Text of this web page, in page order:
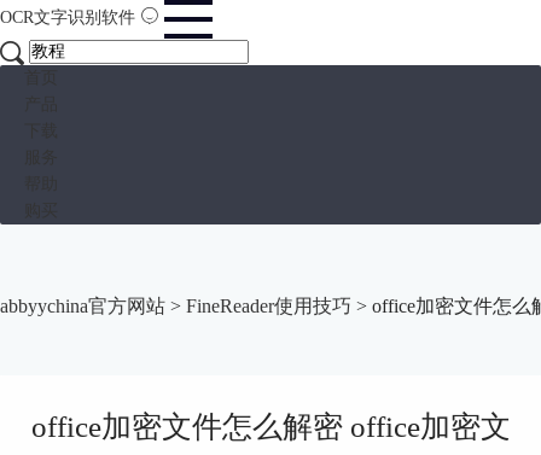
OCR文字识别软件
abbyychina官方网站 > FineReader使用技巧 > office加密文件怎么
office加密文件怎么解密 office加密文